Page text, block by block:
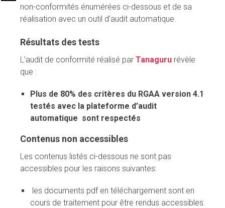
non-conformités énumérées ci-dessous et de sa
réalisation avec un outil d’audit automatique.
Résultats des tests
L’audit de conformité réalisé par Tanaguru révèle
que :
Plus de 80% des critères du RGAA version 4.1
testés avec la plateforme d’audit
automatique sont respectés
Contenus non accessibles
Les contenus listés ci-dessous ne sont pas
accessibles pour les raisons suivantes:
les documents pdf en téléchargement sont en
cours de traitement pour être rendus accessibles